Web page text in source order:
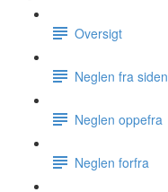
Oversigt
Neglen fra siden
Neglen oppefra
Neglen forfra